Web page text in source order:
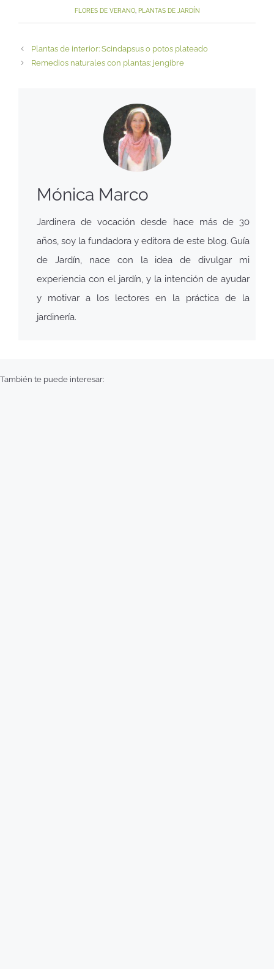
FLORES DE VERANO, PLANTAS DE JARDÍN
Plantas de interior: Scindapsus o potos plateado
Remedios naturales con plantas: jengibre
Mónica Marco
Jardinera de vocación desde hace más de 30
años, soy la fundadora y editora de este blog. Guía
de Jardín, nace con la idea de divulgar mi
experiencia con el jardín, y la intención de ayudar
y motivar a los lectores en la práctica de la
jardinería.
También te puede interesar: